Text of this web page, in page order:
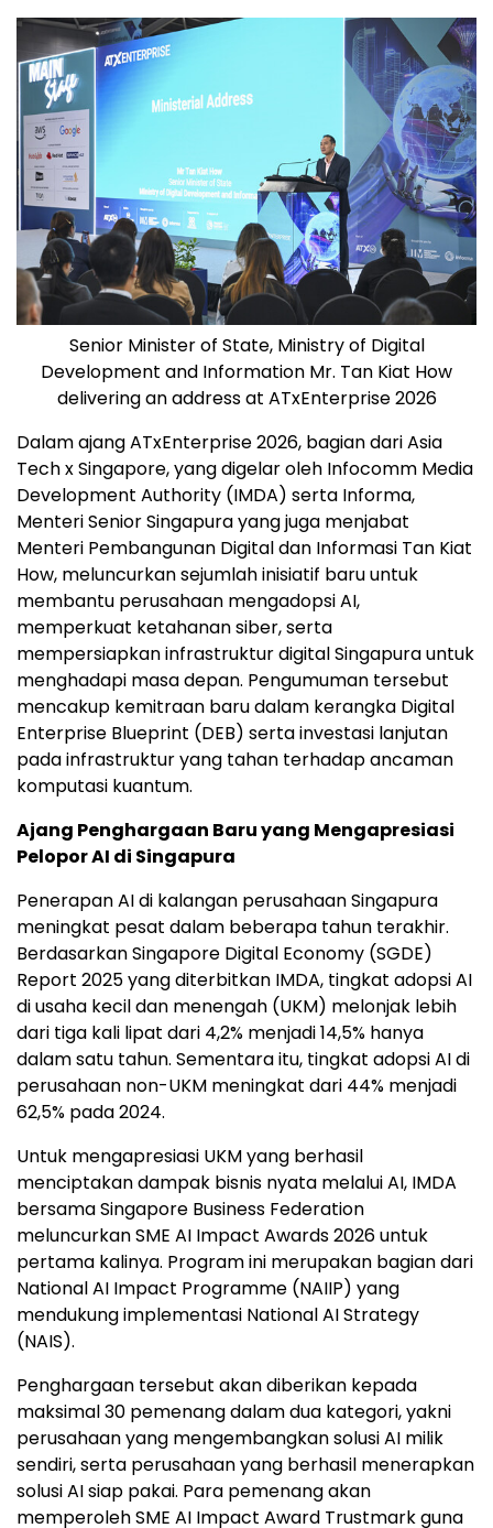
Senior Minister of State, Ministry of Digital
Development and Information Mr. Tan Kiat How
delivering an address at ATxEnterprise 2026
Dalam ajang ATxEnterprise 2026, bagian dari Asia
Tech x Singapore, yang digelar oleh Infocomm Media
Development Authority (IMDA) serta Informa,
Menteri Senior Singapura yang juga menjabat
Menteri Pembangunan Digital dan Informasi Tan Kiat
How, meluncurkan sejumlah inisiatif baru untuk
membantu perusahaan mengadopsi AI,
memperkuat ketahanan siber, serta
mempersiapkan infrastruktur digital Singapura untuk
menghadapi masa depan. Pengumuman tersebut
mencakup kemitraan baru dalam kerangka Digital
Enterprise Blueprint (DEB) serta investasi lanjutan
pada infrastruktur yang tahan terhadap ancaman
komputasi kuantum.
Ajang Penghargaan Baru yang Mengapresiasi
Pelopor AI di Singapura
Penerapan AI di kalangan perusahaan Singapura
meningkat pesat dalam beberapa tahun terakhir.
Berdasarkan Singapore Digital Economy (SGDE)
Report 2025 yang diterbitkan IMDA, tingkat adopsi AI
di usaha kecil dan menengah (UKM) melonjak lebih
dari tiga kali lipat dari 4,2% menjadi 14,5% hanya
dalam satu tahun. Sementara itu, tingkat adopsi AI di
perusahaan non-UKM meningkat dari 44% menjadi
62,5% pada 2024.
Untuk mengapresiasi UKM yang berhasil
menciptakan dampak bisnis nyata melalui AI, IMDA
bersama Singapore Business Federation
meluncurkan SME AI Impact Awards 2026 untuk
pertama kalinya. Program ini merupakan bagian dari
National AI Impact Programme (NAIIP) yang
mendukung implementasi National AI Strategy
(NAIS).
Penghargaan tersebut akan diberikan kepada
maksimal 30 pemenang dalam dua kategori, yakni
perusahaan yang mengembangkan solusi AI milik
sendiri, serta perusahaan yang berhasil menerapkan
solusi AI siap pakai. Para pemenang akan
memperoleh SME AI Impact Award Trustmark guna